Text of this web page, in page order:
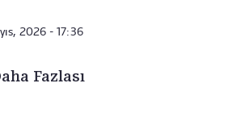
2026 - 17:36
Fazlası